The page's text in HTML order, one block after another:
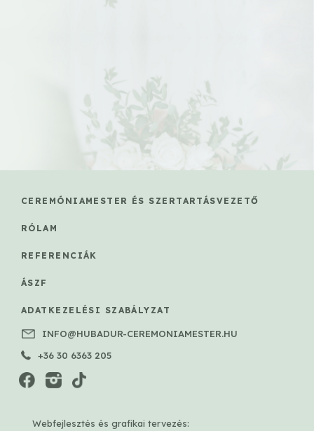
CEREMÓNIAMESTER ÉS SZERTARTÁSVEZETŐ
RÓLAM
REFERENCIÁK
ÁSZF
ADATKEZELÉSI SZABÁLYZAT
INFO@HUBADUR-CEREMONIAMESTER.HU
+36 30 6363 205
Webfejlesztés és grafikai tervezés: